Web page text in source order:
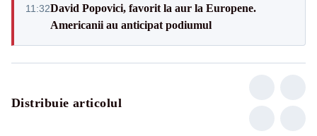
11:32David Popovici, favorit la aur la Europene.
Americanii au anticipat podiumul
Distribuie articolul